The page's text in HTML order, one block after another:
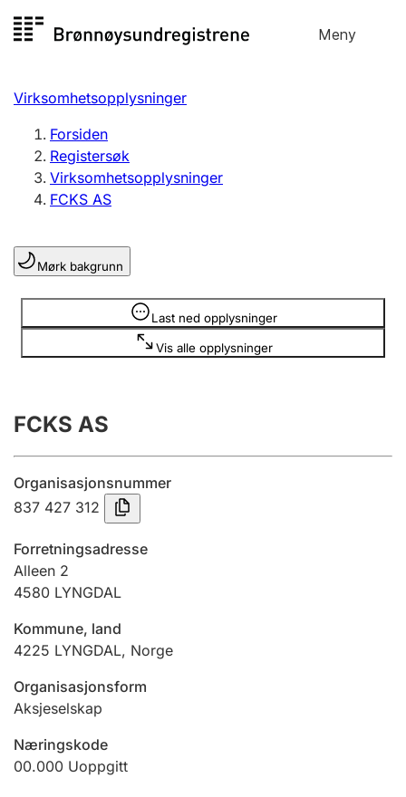
til
Meny
Registersøk
Aksjeselskap
Enkeltpersonforetak
Registrere, endre, slette
Lag og forening
Registrere, endre, slette
Årsregnskap
Innsending og forsinkelsesgebyr
Tinglysing
Jeger
Ektepaktveileder
Offentlig sektor
Virksomhetsopplysninger
Forsiden
Registersøk
Virksomhetsopplysninger
FCKS AS
Mørk bakgrunn
Last ned opplysninger
Vis alle opplysninger
Opplysninger er skjult
FCKS AS
Organisasjonsnummer
837 427 312
Forretningsadresse
Alleen 2
4580 LYNGDAL
Kommune, land
4225 LYNGDAL, Norge
Organisasjonsform
Aksjeselskap
Næringskode
00.000 Uoppgitt